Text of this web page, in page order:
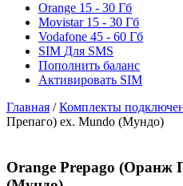
Orange 15 - 30 Гб
Movistar 15 - 30 Гб
Vodafone 45 - 60 Гб
SIM Для SMS
Пополнить баланс
Активировать SIM
Главная /Комплекты
Препаго) ex. Mundo (Мундо)
Orange Prepago (Оранж